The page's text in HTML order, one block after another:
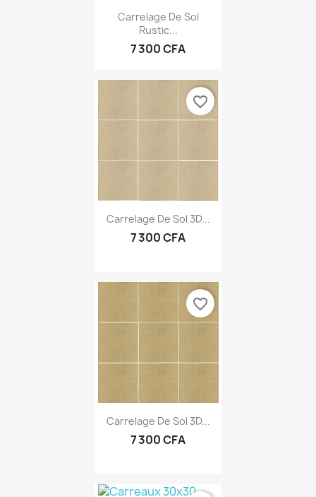
Carrelage De Sol
Rustic...
7 300 CFA
Carrelage De Sol 3D...
7 300 CFA
favorite_border
Carrelage De Sol 3D...
7 300 CFA
favorite_border